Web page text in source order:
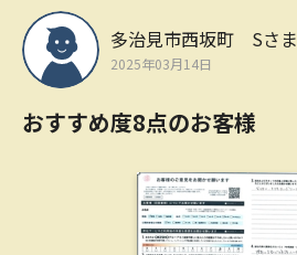
多治見市西坂町 Sさま
2025年03月14日
おすすめ度8点のお客様